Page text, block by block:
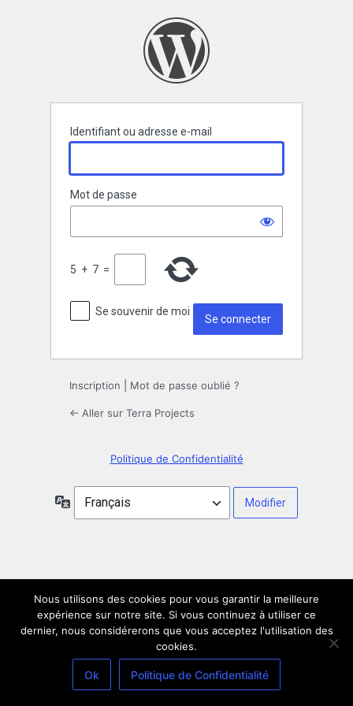
Identifiant ou adresse e-mail
Mot de passe
5 + 7 =
Se souvenir de moi
Inscription Mot de passe oublié ?
← Aller sur Terra Projects
Politique de Confidentialité
Langue
Nous utilisons des cookies pour vous garantir la meilleure
expérience sur notre site. Si vous continuez à utiliser ce
dernier, nous considérerons que vous acceptez l'utilisation des
cookies.
Ok Politique de Confidentialité